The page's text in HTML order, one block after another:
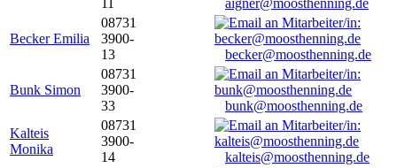
aigner@moosthenning.de
Becker Emilia
08731
3900-
13
becker@moosthenning.de
Bunk Simon
08731
3900-
33
bunk@moosthenning.de
Kalteis
Monika
08731
3900-
14
kalteis@moosthenning.de